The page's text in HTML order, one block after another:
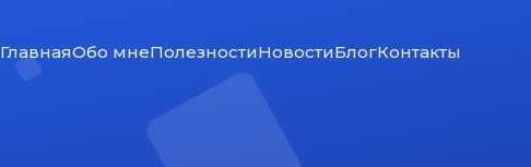
ГлавнаяОбо мнеПолезностиНовостиБлогКонтакты